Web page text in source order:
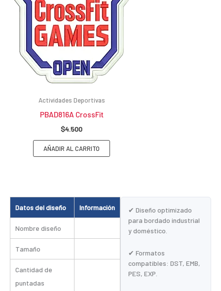
Datos del diseño Información
Nombre diseño
Tamaño
Cantidad de
puntadas
✔ Diseño optimizado
para bordado industrial
y doméstico.
✔ Formatos
compatibles: DST, EMB,
PES, EXP.
Actividades Deportivas
PBAD816A CrossFit
$4.500
AÑADIR AL CARRITO